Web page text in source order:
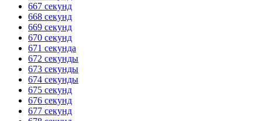
667 секунд
668 секунд
669 секунд
670 секунд
671 секунда
672 секунды
673 секунды
674 секунды
675 секунд
676 секунд
677 секунд